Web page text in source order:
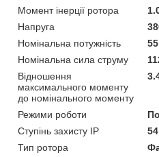
Момент інерції ротора
Напруга
Номінальна потужність
Номінальна сила струму
Відношення
максимального моменту
до номінального моменту
Режими роботи
Ступінь захисту IP
54
Тип ротора